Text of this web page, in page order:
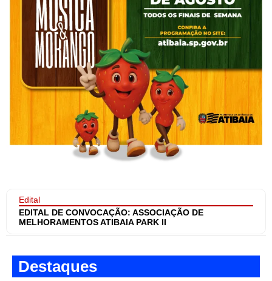
Edital
EDITAL DE CONVOCAÇÃO: ASSOCIAÇÃO DE
MELHORAMENTOS ATIBAIA PARK II
Destaques